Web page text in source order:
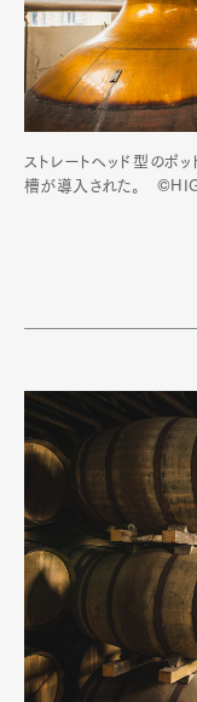
ストレートヘッド型のポ
槽が導入された。